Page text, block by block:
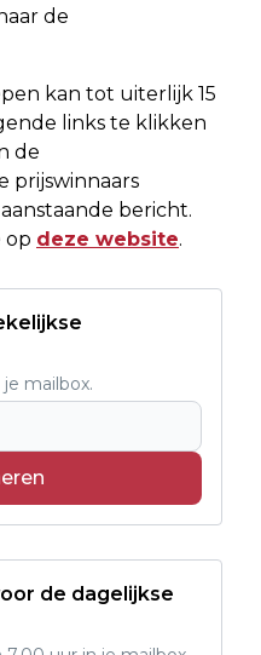
de
kan tot uiterlijk 15
links te klikken
de
prijswinnaars
bericht.
op deze website.
mailbox.
de dagelijkse